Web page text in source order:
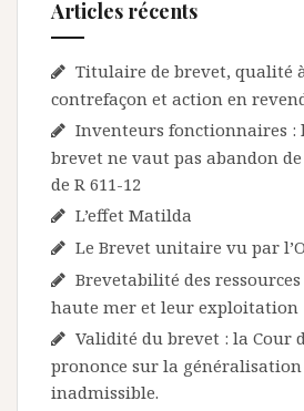
Articles récents
Titulaire de brevet, qualité
contrefaçon et action en
Inventeurs fonctionnaires :
brevet ne vaut pas abandon
de R 611-12
L’effet Matilda
Le Brevet unitaire vu par
Brevetabilité des
haute mer et leur exploitation
Validité du brevet : la Cour
prononce sur la
inadmissible.